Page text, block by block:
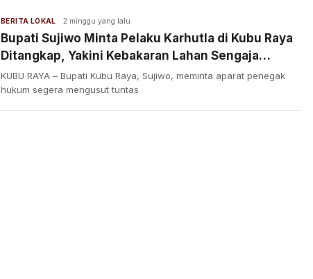
BERITA LOKAL 2 minggu yang lalu
Bupati Sujiwo Minta Pelaku Karhutla di Kubu Raya
Ditangkap, Yakini Kebakaran Lahan Sengaja
Dibakar
KUBU RAYA – Bupati Kubu Raya, Sujiwo, meminta aparat penegak
hukum segera mengusut tuntas